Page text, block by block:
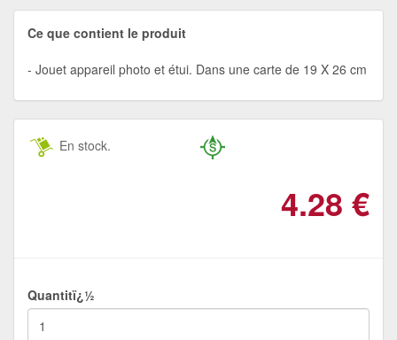
Ce que contient le produit
Jouet appareil photo et étui. Dans une carte de 19 X 26 cm
En stock.
4.28 €
Quantitï¿½